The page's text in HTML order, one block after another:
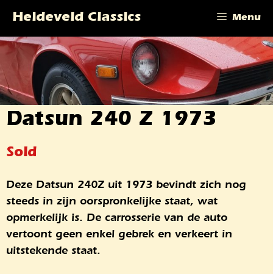
naar
de
inhoud
Heideveld Classics Menu
Datsun 240 Z 1973
Sold
Deze Datsun 240Z uit 1973 bevindt zich nog
steeds in zijn oorspronkelijke staat, wat
opmerkelijk is. De carrosserie van de auto
vertoont geen enkel gebrek en verkeert in
uitstekende staat.